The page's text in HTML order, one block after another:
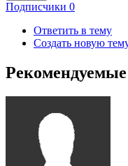
Подписчики 0
Ответить в тему
Создать новую